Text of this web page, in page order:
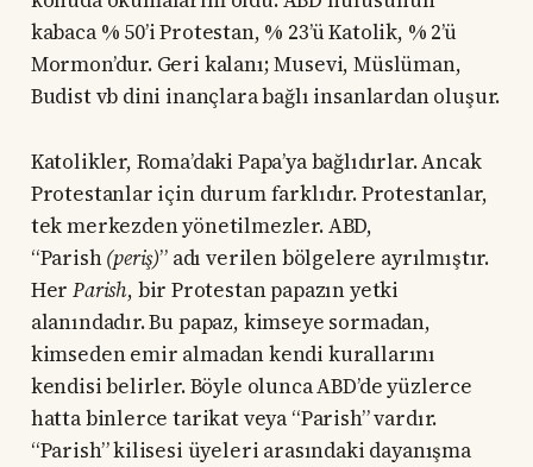
kabaca % 50’i Protestan, % 23’ü Katolik, % 2’ü
Mormon’dur. Geri kalanı; Musevi, Müslüman,
Budist vb dini inançlara bağlı insanlardan oluşur.
Katolikler, Roma’daki Papa’ya bağlıdırlar. Ancak
Protestanlar için durum farklıdır. Protestanlar,
tek merkezden yönetilmezler. ABD,
“Parish(periş)” adı verilen bölgelere ayrılmıştır.
HerParish, bir Protestan papazın yetki
alanındadır. Bu papaz, kimseye sormadan,
kimseden emir almadan kendi kurallarını
kendisi belirler. Böyle olunca ABD’de yüzlerce
hatta binlerce tarikat veya “Parish” vardır.
“Parish” kilisesi üyeleri arasındaki dayanışma